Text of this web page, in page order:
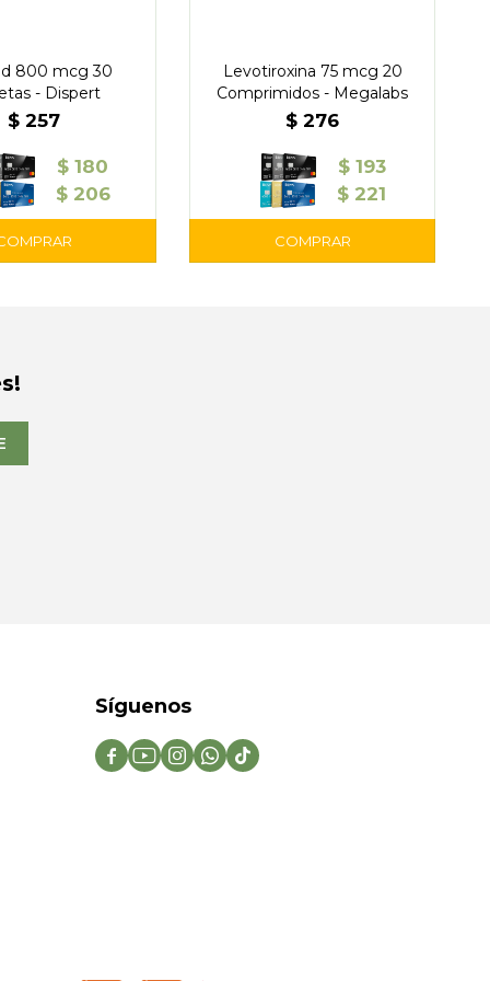
800 mcg 30
- Dispert
$ 257
$ 180
$ 206
Levotiroxina 75 mcg 20
Comprimidos - Megalabs
$ 276
$ 193
$ 221
Síguenos
    